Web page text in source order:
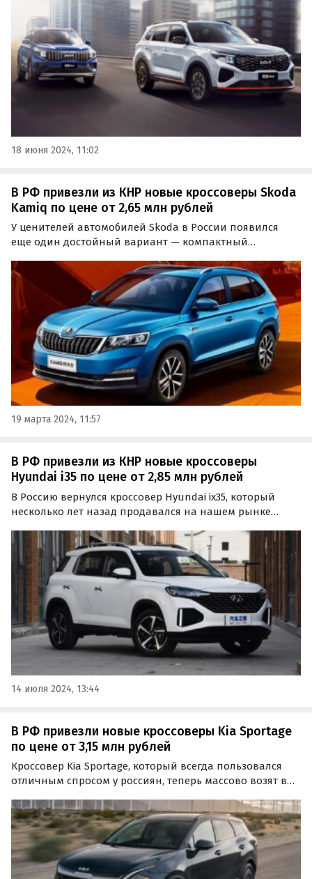
18 июня 2024, 11:02
В РФ привезли из КНР новые кроссоверы Skoda
Kamiq по цене от 2,65 млн рублей
У ценителей автомобилей Skoda в России появился
еще один достойный вариант — компактный
привозят их из Китая, продавая на одном из
классифайдов минимум за 2 650 000 рублей, сообщают
«Автоновости дня».
19 марта 2024, 11:57
В РФ привезли из КНР новые кроссоверы
Hyundai i35 по цене от 2,85 млн рублей
В Россию вернулся кроссовер Hyundai ix35, который
несколько лет назад продавался на нашем рынке
пересмотренную модель китайской сборки, цены на
которую на одном из классифайдов в июле стартуют от
14 июля 2024, 13:44
В РФ привезли новые кроссоверы Kia Sportage
по цене от 3,15 млн рублей
Кроссовер Kia Sportage, который всегда пользовался
отличным спросом у россиян, теперь массово возят в
классифайдов сейчас есть в продаже около сотни
таких машин от дилеров, «частников» и
«профессиональных»…